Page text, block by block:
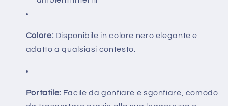
Colore: Disponibile in colore nero elegante e
adatto a qualsiasi contesto.
Portatile: Facile da gonfiare e sgonfiare, comodo